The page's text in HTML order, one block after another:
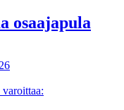
osaajapula